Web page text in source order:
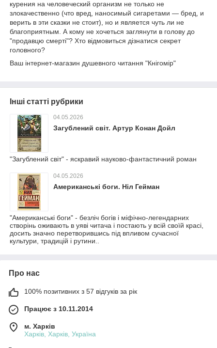
курения на человеческий организм не только не
злокачественно (что вред, наносимый сигаретами — бред, и
верить в эти сказки не стоит), но и является чуть ли не
благоприятным. А кому не хочеться заглянути в голову до
"продавцю смерті"? Хто відмовиться дізнатися секрет
головного?
Ваш інтернет-магазин душевного читання "Кнігомір"
Інші статті рубрики
04.05.2026
Загублений світ. Артур Конан Дойл
"Загублений світ" - яскравий науково-фантастичний роман
04.05.2026
Американські боги. Ніл Гейман
"Американські боги" - безліч богів і міфічно-легендарних
створінь оживають в уяві читача і постають у всій своїй красі,
досить значно перетворившись під впливом сучасної
культури, традицій і рутини..
Про нас
100% позитивних з 57 відгуків за рік
Працює з 10.11.2014
м. Харків
Харків, Харків, Україна